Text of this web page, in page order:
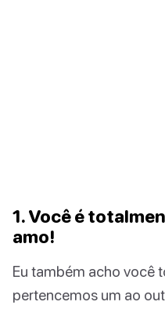
1. Você é
amo!
Eu também acho você
pertencemos um ao